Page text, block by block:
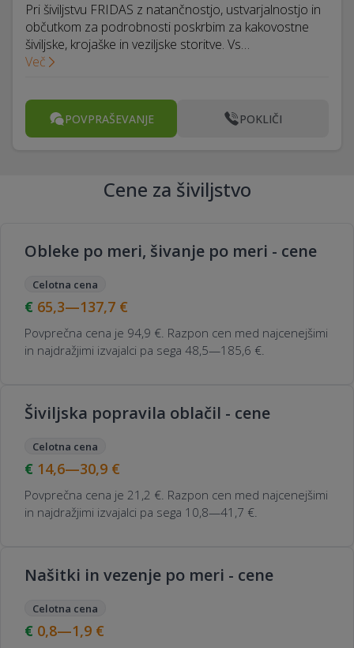
Pri šiviljstvu FRIDAS z natančnostjo, ustvarjalnostjo in
občutkom za podrobnosti poskrbim za kakovostne
šiviljske, krojaške in veziljske storitve. Vs…
Več
POVPRAŠEVANJE POKLIČI
Cene za šiviljstvo
Obleke po meri, šivanje po meri - cene
Celotna cena
65,3—137,7 €
Povprečna cena je 94,9 €. Razpon cen med najcenejšimi
in najdražjimi izvajalci pa sega 48,5—185,6 €.
Šiviljska popravila oblačil - cene
Celotna cena
14,6—30,9 €
Povprečna cena je 21,2 €. Razpon cen med najcenejšimi
in najdražjimi izvajalci pa sega 10,8—41,7 €.
Našitki in vezenje po meri - cene
Celotna cena
0,8—1,9 €